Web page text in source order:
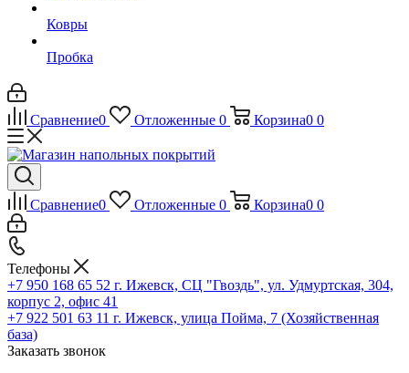
Ковры
Пробка
Сравнение0 Отложенные 0 Корзина0 0
Сравнение0 Отложенные 0 Корзина0 0
Телефоны
+7 950 168 65 52 г. Ижевск, СЦ "Гвоздь", ул. Удмуртская, 304,
корпус 2, офис 41
+7 922 501 63 11 г. Ижевск, улица Пойма, 7 (Хозяйственная
база)
Заказать звонок